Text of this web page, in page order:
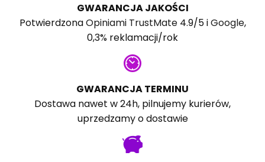
GWARANCJA JAKOŚCI
PotwierdzonaOpiniami TrustMate4.9/5 iGoogle,
0,3% reklamacji/rok
GWARANCJA TERMINU
Dostawa nawet w 24h, pilnujemy kurierów,
uprzedzamy o dostawie